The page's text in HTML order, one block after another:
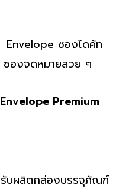
Envelope Premium